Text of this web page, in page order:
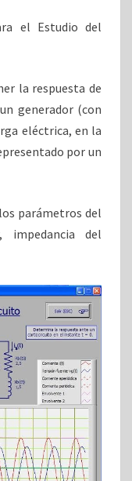
el Estudio del
la respuesta de
generador (con
eléctrica, en la
por un
parámetros del
impedancia del